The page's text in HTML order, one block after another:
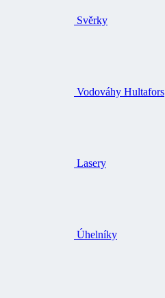
Svěrky
Vodováhy Hultafors
Lasery
Úhelníky